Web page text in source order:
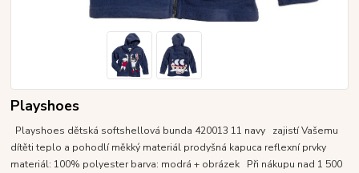
Playshoes
Playshoes dětská softshellová bunda 420013 11 navy zajistí Vašemu
dítěti teplo a pohodlí měkký materiál prodyšná kapuca reflexní prvky
materiál: 100% polyester barva: modrá + obrázek Při nákupu nad 1 500